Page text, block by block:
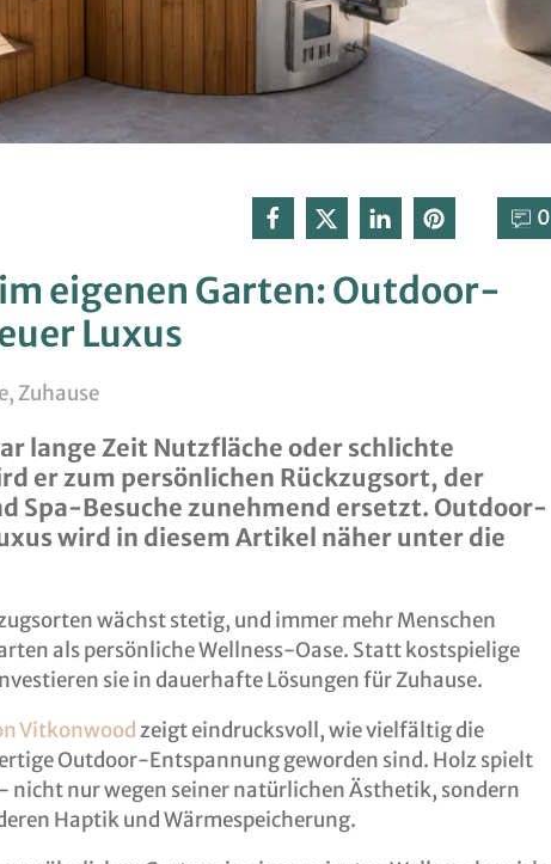
0⁣
eigenen Garten: Outdoor-
Luxus
,Zuhause
lange Zeit Nutzfläche oder schlichte
er zum persönlichen Rückzugsort, der
Spa-Besuche zunehmend ersetzt. Outdoor-
wird in diesem Artikel näher unter die
wächst stetig, und immer mehr Menschen
als persönliche Wellness-Oase. Statt kostspielige
sie in dauerhafte Lösungen für Zuhause.
Vitkonwood zeigt eindrucksvoll, wie vielfältig die
Outdoor-Entspannung geworden sind. Holz spielt
nicht nur wegen seiner natürlichen Ästhetik, sondern
Haptik und Wärmespeicherung.